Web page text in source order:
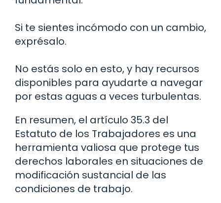
Si te sientes incómodo con un cambio,
exprésalo.
No estás solo en esto, y hay recursos
disponibles para ayudarte a navegar
por estas aguas a veces turbulentas.
En resumen, el artículo 35.3 del
Estatuto de los Trabajadores es una
herramienta valiosa que protege tus
derechos laborales en situaciones de
modificación sustancial de las
condiciones de trabajo.